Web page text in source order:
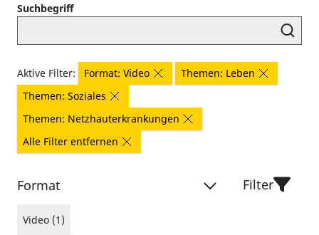
Suchbegriff
Aktive Filter: Format: Video
Themen: Leben
Themen: Soziales
Themen: Netzhauterkrankungen
Alle Filter entfernen
Format
Video (1)
Filter